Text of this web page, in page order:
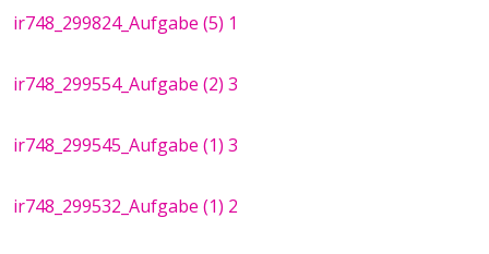
ir748_299824_Aufgabe (5) 1
ir748_299554_Aufgabe (2) 3
ir748_299545_Aufgabe (1) 3
ir748_299532_Aufgabe (1) 2